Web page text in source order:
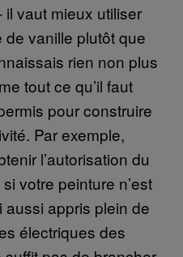
vaut mieux utiliser
vanille plutôt que
rien non plus
tout ce qu’il faut
pour construire
Par exemple,
l’autorisation du
votre peinture n’est
aussi appris plein de
électriques des